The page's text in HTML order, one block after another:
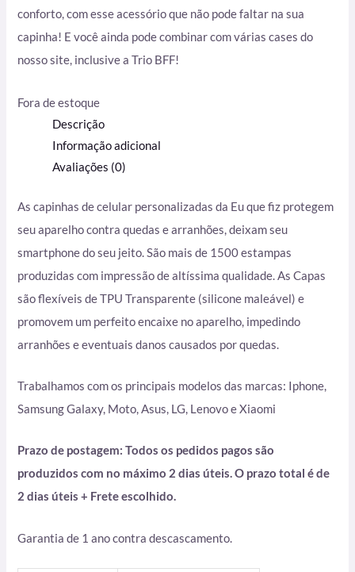
conforto, com esse acessório que não pode faltar na sua
capinha! E você ainda pode combinar com várias cases do
nosso site, inclusive a Trio BFF!
Fora de estoque
Descrição
Informação adicional
Avaliações (0)
As capinhas de celular personalizadas da Eu que fiz protegem
seu aparelho contra quedas e arranhões, deixam seu
smartphone do seu jeito. São mais de 1500 estampas
produzidas com impressão de altíssima qualidade. As Capas
são flexíveis de TPU Transparente (silicone maleável) e
promovem um perfeito encaixe no aparelho, impedindo
arranhões e eventuais danos causados por quedas.
Trabalhamos com os principais modelos das marcas: Iphone,
Samsung Galaxy, Moto, Asus, LG, Lenovo e Xiaomi
Prazo de postagem: Todos os pedidos pagos são
produzidos com no máximo 2 dias úteis. O prazo total é de
2 dias úteis + Frete escolhido.
Garantia de 1 ano contra descascamento.